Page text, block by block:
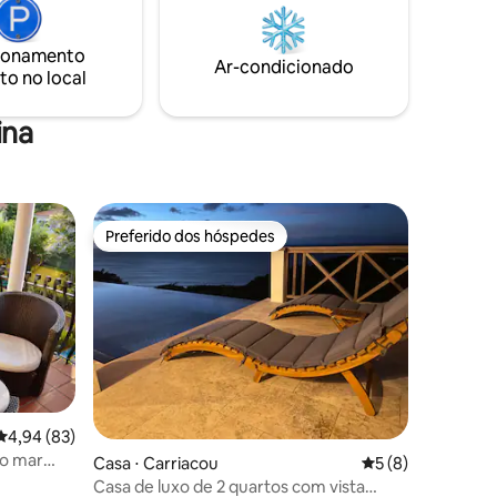
uma
Anse La Roche, uma das praias mais
bonitas de Carriacou. Uma curta
caminhada até a colina leva você ao High
North Point, o ponto mais alto de
no local
Ar-condicionado
de uma avaliação média de 5, 83 avaliações
4,94 (83)
mar
Preferido dos hóspedes
Preferido dos hóspedes
Casa ⋅ Carriacou 5 de uma
5 (8)
Casa de luxo de 2 quartos com vista